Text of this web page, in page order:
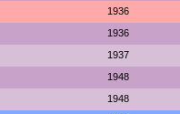
1936
1936
1937
1948
1948